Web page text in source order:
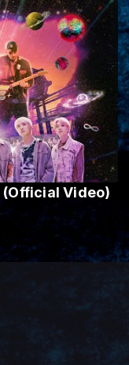
(Official Video)